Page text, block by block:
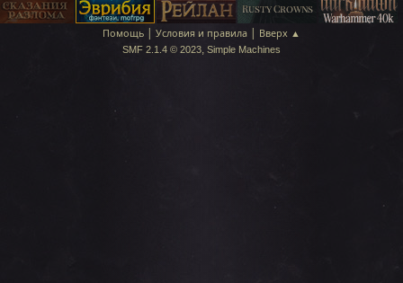
Помощь | Условия и правила | Вверх ▲
SMF 2.1.4 © 2023, Simple Machines